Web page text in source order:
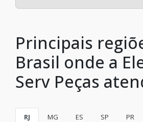
Principais
Brasil onde a
Serv Peças
RJ MG ES SP PR